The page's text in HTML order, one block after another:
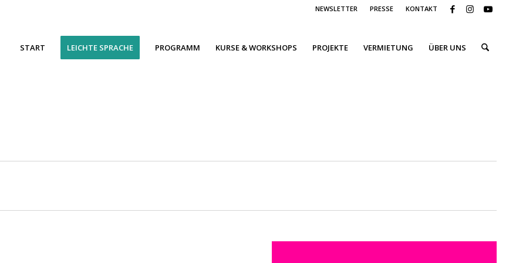
NEWSLETTER PRESSE KONTAKT
START LEICHTE SPRACHE PROGRAMM KURSE & WORKSHOPS PROJEKTE VERMIETUNG ÜBER UNS